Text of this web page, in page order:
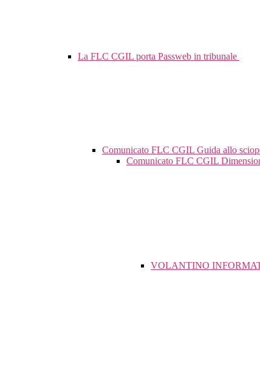
La FLC CGIL porta Passweb in tribunale
Comunicato FLC CGIL Guida allo
Comunicato FLC CGIL
VOLANTINO